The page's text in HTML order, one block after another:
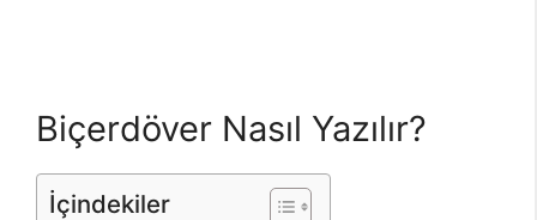
Biçerdöver Nasıl Yazılır?
İçindekiler